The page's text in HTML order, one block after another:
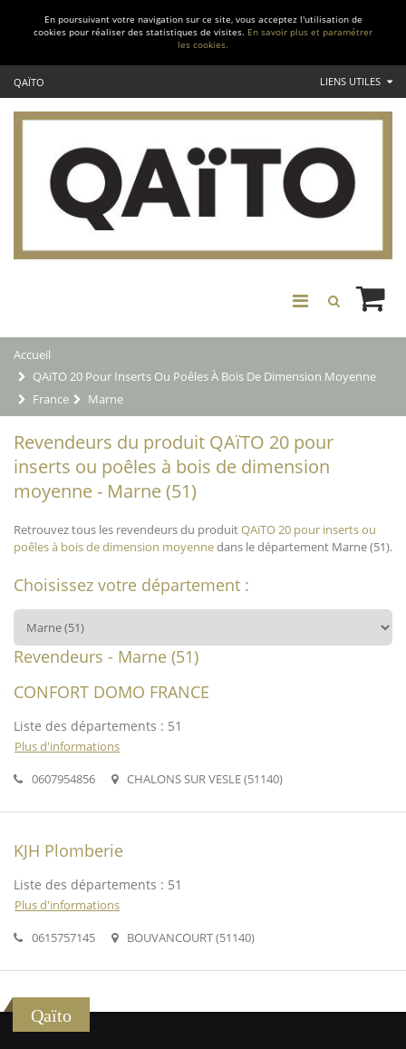
En poursuivant votre navigation sur ce site, vous acceptez l'utilisation de
cookies pour réaliser des statistiques de visites. En savoir plus et paramétrer
les cookies.
QAÏTO LIENS UTILES
Accueil
QAïTO 20 Pour Inserts Ou Poêles À Bois De Dimension Moyenne
France
Marne
Revendeurs du produit QAïTO 20 pour
inserts ou poêles à bois de dimension
moyenne - Marne (51)
Retrouvez tous les revendeurs du produitQAïTO 20 pour inserts ou
poêles à bois de dimension moyennedans le département Marne (51).
Choisissez votre département :
Revendeurs - Marne (51)
CONFORT DOMO FRANCE
Liste des départements : 51
Plus d'informations
0607954856
CHALONS SUR VESLE (51140)
KJH Plomberie
Liste des départements : 51
Plus d'informations
0615757145
BOUVANCOURT (51140)
Qaïto